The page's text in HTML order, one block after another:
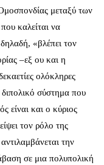
μεταξύ των
καλείται να
«βλέπει τον
–εξ ου και η
ολόκληρες
σύστημα που
είναι και ο κύριος
τον ρόλο της
την
σε μια πολυπολική